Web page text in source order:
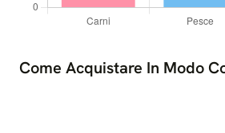
Come Acquistare In Modo